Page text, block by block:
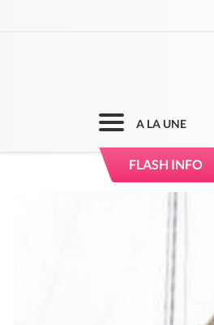
A LA UNE
FLASH INFO